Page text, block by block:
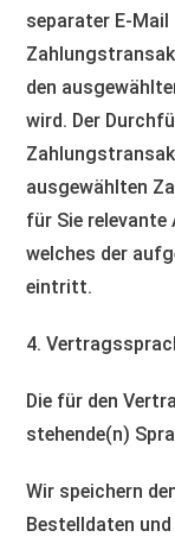
separater E-Mail
den
wird. Der
ausgewählten
für Sie
welches der
eintritt.
4.
Die für den
stehende(n)
Wir speichern
Bestelldaten